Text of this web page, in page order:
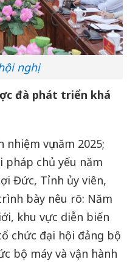
nghị
đà phát triển khá
vụ năm 2025;
pháp chủ yếu năm
Đức, Tỉnh ủy viên,
bày nêu rõ: Năm
khu vực diễn biến
chức đại hội đảng bộ
bộ máy và vận hành